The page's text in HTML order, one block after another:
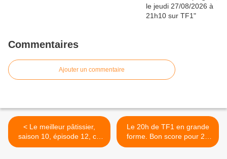
Commentaires
Ajouter un commentaire
< Le meilleur pâtissier,
saison 10, épisode 12, ce
soir à 21h05 sur M6
Le 20h de TF1 en grande
forme. Bon score pour 28
minutes. Un si grand soleil